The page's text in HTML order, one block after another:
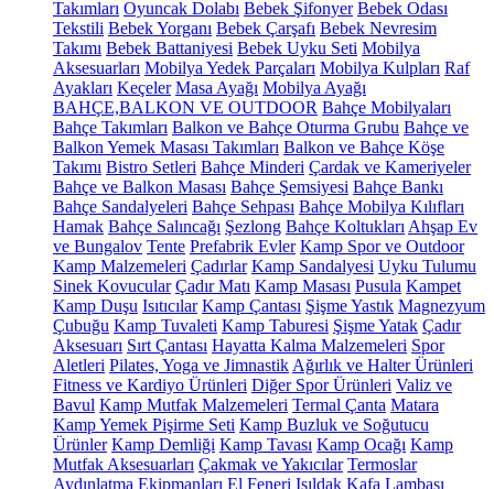
Takımları Oyuncak Dolabı Bebek Şifonyer Bebek Odası
Tekstili Bebek Yorganı Bebek Çarşafı Bebek Nevresim
Takımı Bebek Battaniyesi Bebek Uyku Seti Mobilya
Aksesuarları Mobilya Yedek Parçaları Mobilya Kulpları Raf
Ayakları Keçeler Masa Ayağı Mobilya Ayağı
BAHÇE,BALKON VE OUTDOOR Bahçe Mobilyaları
Bahçe Takımları Balkon ve Bahçe Oturma Grubu Bahçe ve
Balkon Yemek Masası Takımları Balkon ve Bahçe Köşe
Takımı Bistro Setleri Bahçe Minderi Çardak ve Kameriyeler
Bahçe ve Balkon Masası Bahçe Şemsiyesi Bahçe Bankı
Bahçe Sandalyeleri Bahçe Sehpası Bahçe Mobilya Kılıfları
Hamak Bahçe Salıncağı Şezlong Bahçe Koltukları Ahşap Ev
ve Bungalov Tente Prefabrik Evler Kamp Spor ve Outdoor
Kamp Malzemeleri Çadırlar Kamp Sandalyesi Uyku Tulumu
Sinek Kovucular Çadır Matı Kamp Masası Pusula Kampet
Kamp Duşu Isıtıcılar Kamp Çantası Şişme Yastık Magnezyum
Çubuğu Kamp Tuvaleti Kamp Taburesi Şişme Yatak Çadır
Aksesuarı Sırt Çantası Hayatta Kalma Malzemeleri Spor
Aletleri Pilates, Yoga ve Jimnastik Ağırlık ve Halter Ürünleri
Fitness ve Kardiyo Ürünleri Diğer Spor Ürünleri Valiz ve
Bavul Kamp Mutfak Malzemeleri Termal Çanta Matara
Kamp Yemek Pişirme Seti Kamp Buzluk ve Soğutucu
Ürünler Kamp Demliği Kamp Tavası Kamp Ocağı Kamp
Mutfak Aksesuarları Çakmak ve Yakıcılar Termoslar
Aydınlatma Ekipmanları El Feneri Işıldak Kafa Lambası